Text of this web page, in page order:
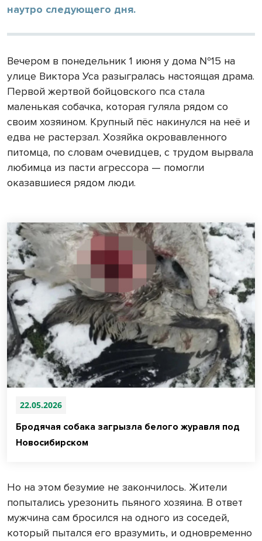
наутро следующего дня.
Вечером в понедельник 1 июня у дома №15 на
улице Виктора Уса разыгралась настоящая драма.
Первой жертвой бойцовского пса стала
маленькая собачка, которая гуляла рядом со
своим хозяином. Крупный пёс накинулся на неё и
едва не растерзал. Хозяйка окровавленного
питомца, по словам очевидцев, с трудом вырвала
любимца из пасти агрессора — помогли
оказавшиеся рядом люди.
22.05.2026
Бродячая собака загрызла белого журавля под
Новосибирском
Но на этом безумие не закончилось. Жители
попытались урезонить пьяного хозяина. В ответ
мужчина сам бросился на одного из соседей,
который пытался его вразумить, и одновременно